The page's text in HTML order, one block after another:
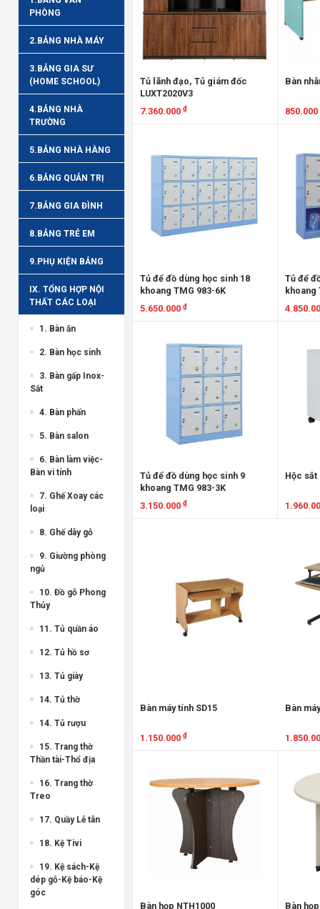
PHÒNG
2.BẢNG NHÀ MÁY
3.BẢNG GIA SƯ
(HOME SCHOOL)
4.BẢNG NHÀ
TRƯỜNG
5.BẢNG NHÀ HÀNG
6.BẢNG QUẢN TRỊ
7.BẢNG GIA ĐÌNH
8.BẢNG TRẺ EM
9.PHỤ KIỆN BẢNG
IX. TỔNG HỢP NỘI
THẤT CÁC LOẠI
1. Bàn ăn
2. Bàn học sinh
3. Bàn gấp Inox-
Sắt
4. Bàn phấn
5. Bàn salon
6. Bàn làm việc-
Bàn vi tính
7. Ghế Xoay các
loại
8. Ghế dây gỗ
9. Giường phòng
ngủ
10. Đồ gỗ Phong
Thủy
11. Tủ quần áo
12. Tủ hồ sơ
13. Tủ giày
14. Tủ thờ
14. Tủ rượu
15. Trang thờ
Thần tài-Thổ địa
16. Trang thờ
Treo
17. Quầy Lễ tân
18. Kệ Tivi
19. Kệ sách-Kệ
dép gỗ-Kệ báo-Kệ
góc
Tủ lãnh đạo, Tủ giám đốc
LUXT2020V3
7.360.000 ₫
Bàn
850.000
Tủ để đồ dùng học sinh 18
khoang TMG 983-6K
5.650.000 ₫
Tủ để
khoang
Tủ để đồ dùng học sinh 9
khoang TMG 983-3K
3.150.000 ₫
Hộc sắt
Bàn máy tính SD15
1.150.000 ₫
Bàn
Bàn họp NTH1000 Bàn